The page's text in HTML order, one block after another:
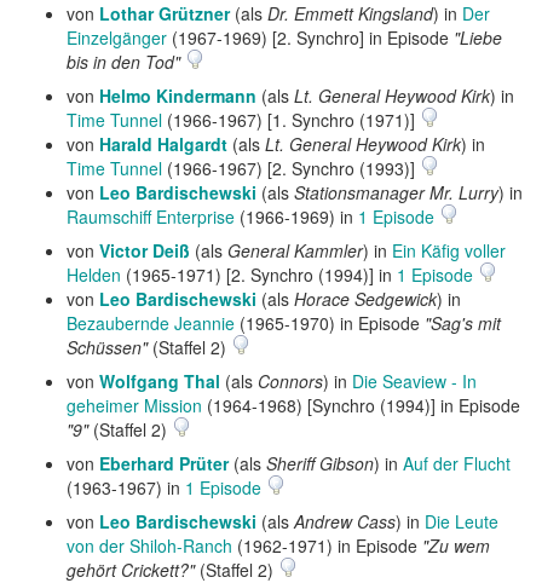
von Lothar Grützner(als Dr. Emmett Kingsland) in Der
Einzelgänger (1967-1969) [2. Synchro] in Episode "Liebe
bis in den Tod"
von Helmo Kindermann (als Lt. General Heywood Kirk) in
Time Tunnel (1966-1967) [1. Synchro (1971)]
von Harald Halgardt (als Lt. General Heywood Kirk) in
Time Tunnel (1966-1967) [2. Synchro (1993)]
von Leo Bardischewski (als Stationsmanager Mr. Lurry) in
Raumschiff Enterprise (1966-1969) in 1 Episode
von Victor Deiß (als General Kammler) in Ein Käfig voller
Helden (1965-1971) [2. Synchro (1994)] in 1 Episode
von Leo Bardischewski (als Horace Sedgewick) in
Bezaubernde Jeannie (1965-1970) in Episode "Sag's mit
Schüssen"(Staffel 2)
von Wolfgang Thal (als Connors) in Die Seaview - In
geheimer Mission (1964-1968) [Synchro (1994)] in Episode
"9"(Staffel 2)
von Eberhard Prüter(als Sheriff Gibson) in Auf der Flucht
(1963-1967) in 1 Episode
von Leo Bardischewski (alsAndrew Cass) in Die Leute
von der Shiloh-Ranch (1962-1971) in Episode "Zu wem
gehört Crickett?"(Staffel 2)